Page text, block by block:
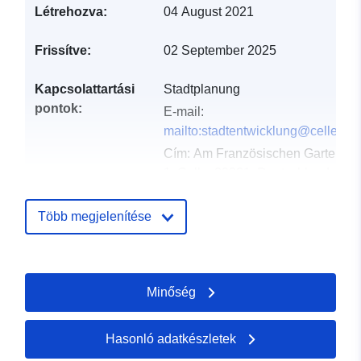
Létrehozva: 04 August 2021
Frissítve: 02 September 2025
Kapcsolattartási
pontok:
Stadtplanung
E-mail:
mailto:stadtentwicklung@celle.de
Cím: Am Französischen Garten
Katalógus-
Hozzáadva a data.europa.eu-hoz:
26 April
2026
Koordináták:
Több megjelenítése
Minőség
Hasonló adatkészletek